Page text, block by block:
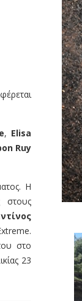
, Elisa
Ruy
Η
στους
στο
23